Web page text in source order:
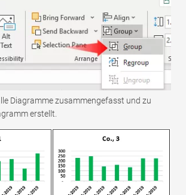
Diagramme zusammengefasst und zu
erstellt.